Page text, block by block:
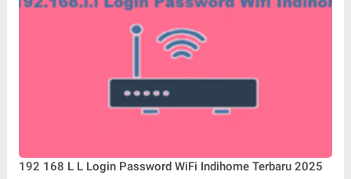
192 168 L L Login Password WiFi Indihome Terbaru 2025